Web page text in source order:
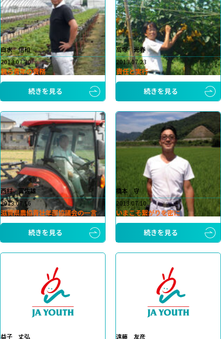
白水 信和
2013.07.30
我ら青年の責務
続きを見る
高塚 光春
2013.07.23
責任と実行
続きを見る
西村 富佐雄
2013.07.16
滋賀県農協青壮年部協議会の一言
続きを見る
橋本 守
2013.07.10
いまこそ繋がりを密に
続きを見る
益子 丈弘 遠藤 友彦